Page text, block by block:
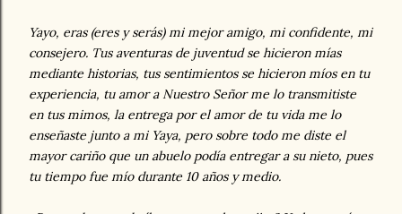
Yayo, eras (eres y serás) mi mejor amigo, mi confidente, mi
consejero. Tus aventuras de juventud se hicieron mías
mediante historias, tus sentimientos se hicieron míos en tu
experiencia, tu amor a Nuestro Señor me lo transmitiste
en tus mimos, la entrega por el amor de tu vida me lo
enseñaste junto a mi Yaya, pero sobre todo me diste el
mayor cariño que un abuelo podía entregar a su nieto, pues
tu tiempo fue mío durante 10 años y medio.